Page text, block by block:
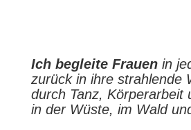
Ich begleite Frauen in
zurück in ihre strahlende
durch Tanz, Körperarbeit
in der Wüste, im Wald